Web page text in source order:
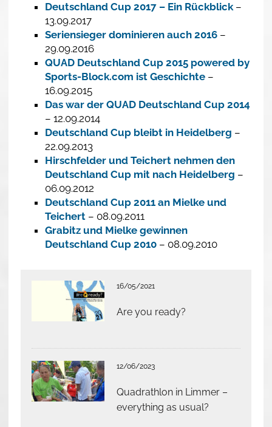
Deutschland Cup 2017 – Ein Rückblick–
13.09.2017
Seriensieger dominieren auch 2016–
29.09.2016
QUAD Deutschland Cup 2015 powered by
Sports-Block.com ist Geschichte–
16.09.2015
Das war der QUAD Deutschland Cup 2014
– 12.09.2014
Deutschland Cup bleibt in Heidelberg –
22.09.2013
Hirschfelder und Teichert nehmen den
Deutschland Cup mit nach Heidelberg –
06.09.2012
Deutschland Cup 2011 an Mielke und
Teichert– 08.09.2011
Grabitz und Mielke gewinnen
Deutschland Cup 2010– 08.09.2010
16/05/2021
Are you ready?
12/06/2023
Quadrathlon in Limmer –
everything as usual?